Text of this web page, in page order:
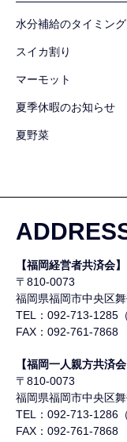
水分補給のタイミング
スイカ割り
マーモット
夏季休暇のお知らせ
夏野菜
【福岡経営者共済会】
〒810-0073
福岡県福岡市中央区
TEL：092-713-1285（
FAX：092-761-7868
【福岡一人親方共済会
〒810-0073
福岡県福岡市中央区
TEL：092-713-1286（
FAX：092-761-7868